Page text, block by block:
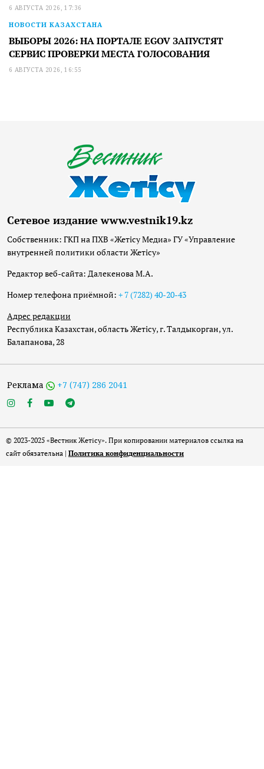
6 АВГУСТА 2026, 17:36
НОВОСТИ КАЗАХСТАНА
ВЫБОРЫ 2026: НА ПОРТАЛЕ EGOV ЗАПУСТЯТ
СЕРВИС ПРОВЕРКИ МЕСТА ГОЛОСОВАНИЯ
6 АВГУСТА 2026, 16:55
Сетевое издание www.vestnik19.kz
Собственник: ГКП на ПХВ «Жетісу Медиа» ГУ «Управление
внутренней политики области Жетісу»
Редактор веб-сайта: Далекенова М.А.
Номер телефона приёмной: + 7 (7282) 40-20-43
Адрес редакции
Республика Казахстан, область Жетісу, г. Талдыкорган, ул.
Балапанова, 28
Реклама +7 (747) 286 2041
© 2023-2025 «Вестник Жетісу». При копировании материалов ссылка на
сайт обязательна | Политика конфиденциальности